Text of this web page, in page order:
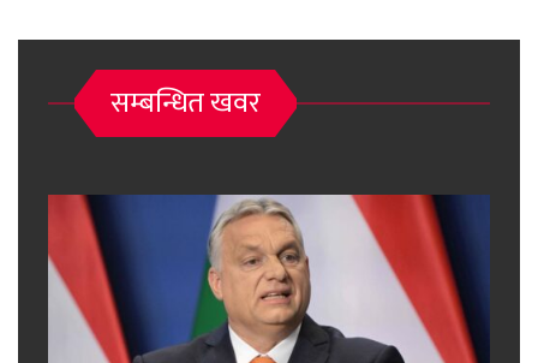
सम्बन्धित खवर